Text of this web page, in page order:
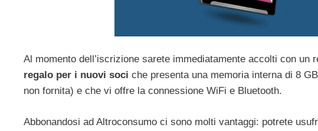
Al momento dell’iscrizione sarete immediatamente accolti con un
regalo per i nuovi soci che presenta una memoria interna di 8
non fornita) e che vi offre la connessione WiFi e Bluetooth.
Abbonandosi ad Altroconsumo ci sono molti vantaggi: potrete